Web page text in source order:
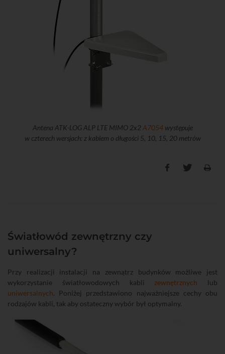
Antena ATK-LOG ALP LTE MIMO 2x2 A7054występuje
w czterech wersjach: z kablem o długości 5, 10, 15, 20 metrów
Światłowód zewnętrzny czy
uniwersalny?
Przy realizacji instalacji na zewnątrz budynków możliwe jest
wykorzystanie światłowodowych kabli zewnętrznych lub
uniwersalnych. Poniżej przedstawiono najważniejsze cechy obu
rodzajów kabli, tak aby ostateczny wybór był optymalny.